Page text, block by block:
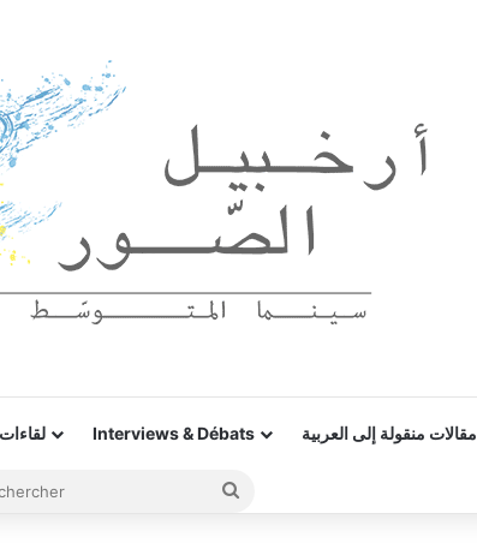
Interviews & Débats مقالات منقولة إلى العربية